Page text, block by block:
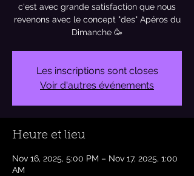
c'est avec grande satisfaction que nous
revenons avec le concept "des" Apéros du
Les inscriptions sont closes
Voir d'autres événements
Heure et lieu
Nov 16, 2025, 5:00 PM – Nov 17, 2025, 1:00
AM